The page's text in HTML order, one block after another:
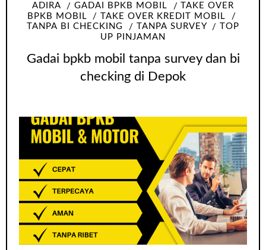
ADIRA GADAI BPKB MOBIL
TAKE OVER
BPKB MOBIL
TAKE OVER KREDIT MOBIL
TANPA BI CHECKING
TANPA SURVEY
TOP
UP PINJAMAN
Gadai bpkb mobil tanpa survey dan bi
checking di Depok